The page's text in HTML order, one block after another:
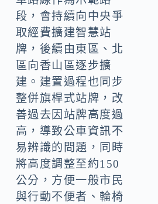
段，會持續向中央爭
取經費擴建智慧站
牌，後續由東區、北
區向香山區逐步擴
建。建置過程也同步
整併旗桿式站牌，改
善過去因站牌高度過
高，導致公車資訊不
易辨識的問題，同時
將高度調整至約150
公分，方便一般市民
與行動不便者、輪椅